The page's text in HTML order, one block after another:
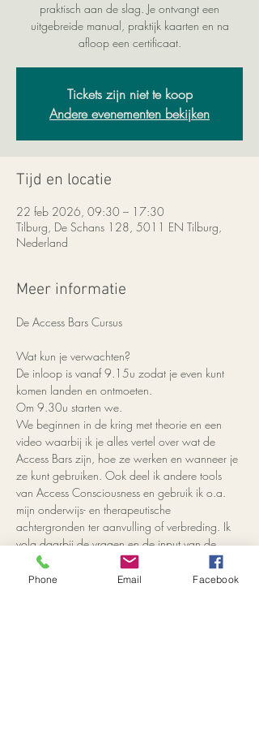
praktisch aan de slag. Je ontvangt een
uitgebreide manual, praktijk kaarten en na
afloop een certificaat.
Tickets zijn niet te koop
Andere evenementen bekijken
Tijd en locatie
22 feb 2026, 09:30 – 17:30
Tilburg, De Schans 128, 5011 EN Tilburg,
Nederland
Meer informatie
De Access Bars Cursus
Wat kun je verwachten?
De inloop is vanaf 9.15u zodat je even kunt
komen landen en ontmoeten.
Om 9.30u starten we.
We beginnen in de kring met theorie en een
video waarbij ik je alles vertel over wat de
Access Bars zijn, hoe ze werken en wanneer je
ze kunt gebruiken. Ook deel ik andere tools
van Access Consciousness en gebruik ik o.a.
mijn onderwijs- en therapeutische
achtergronden ter aanvulling of verbreding. Ik
volg daarbij de vragen en de input van de
deelnemers, waardoor elke class en uniek
karakter krijgt.
Phone Email Facebook